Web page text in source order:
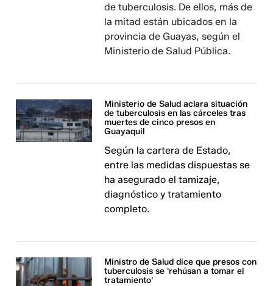
de tuberculosis. De ellos, más de
la mitad están ubicados en la
provincia de Guayas, según el
Ministerio de Salud Pública.
Ministerio de Salud aclara situación
de tuberculosis en las cárceles tras
muertes de cinco presos en
Guayaquil
Según la cartera de Estado,
entre las medidas dispuestas se
ha asegurado el tamizaje,
diagnóstico y tratamiento
completo.
Ministro de Salud dice que presos con
tuberculosis se 'rehúsan a tomar el
tratamiento'